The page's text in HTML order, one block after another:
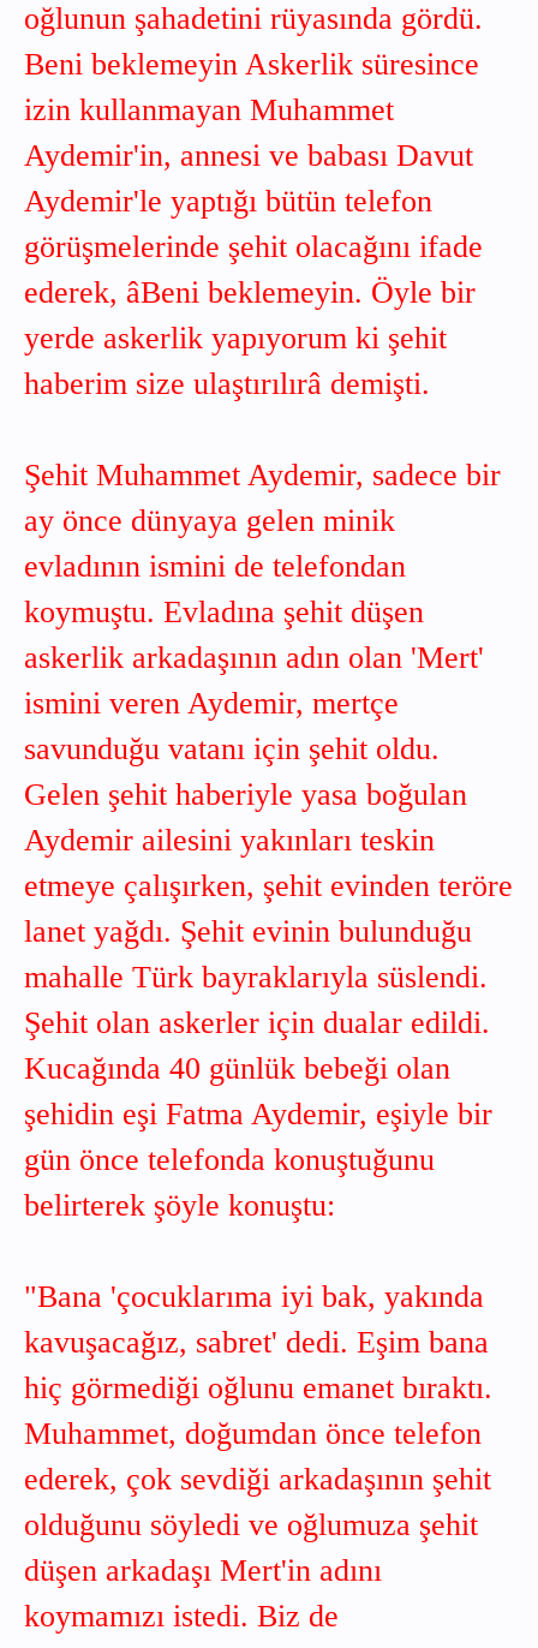
oğlunun şahadetini rüyasında gördü.
Beni beklemeyin Askerlik süresince
izin kullanmayan Muhammet
Aydemir'in, annesi ve babası Davut
Aydemir'le yaptığı bütün telefon
görüşmelerinde şehit olacağını ifade
ederek, âBeni beklemeyin. Öyle bir
yerde askerlik yapıyorum ki şehit
haberim size ulaştırılırâ demişti.
Şehit Muhammet Aydemir, sadece bir
ay önce dünyaya gelen minik
evladının ismini de telefondan
koymuştu. Evladına şehit düşen
askerlik arkadaşının adın olan 'Mert'
ismini veren Aydemir, mertçe
savunduğu vatanı için şehit oldu.
Gelen şehit haberiyle yasa boğulan
Aydemir ailesini yakınları teskin
etmeye çalışırken, şehit evinden teröre
lanet yağdı. Şehit evinin bulunduğu
mahalle Türk bayraklarıyla süslendi.
Şehit olan askerler için dualar edildi.
Kucağında 40 günlük bebeği olan
şehidin eşi Fatma Aydemir, eşiyle bir
gün önce telefonda konuştuğunu
belirterek şöyle konuştu:
"Bana 'çocuklarıma iyi bak, yakında
kavuşacağız, sabret' dedi. Eşim bana
hiç görmediği oğlunu emanet bıraktı.
Muhammet, doğumdan önce telefon
ederek, çok sevdiği arkadaşının şehit
olduğunu söyledi ve oğlumuza şehit
düşen arkadaşı Mert'in adını
koymamızı istedi. Biz de